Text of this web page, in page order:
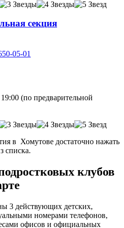
секция
05-01
(по предварительной
в Хомутове достаточно нажать
списка.
клубов
3 действующих детских,
номерами телефонов,
офисов и официальных